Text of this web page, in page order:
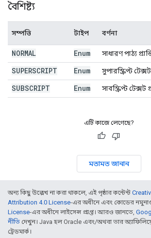
বৈশিষ্ট্য
সম্পত্তি টাইপ বর্ণনা
NORMAL Enum সাধারণ পাঠ্য
SUPERSCRIPT Enum সুপারস্ক্রিপ্ট
SUBSCRIPT Enum সাবস্ক্রিপ্ট টেক্সট
এটি কাজে লেগেছে?
মতামত জানান
অন্য কিছু উল্লেখ না করা থাকলে, এই পৃষ্ঠার কন্টেন্ট
Attribution 4.0 License-এর অধীনে এবং কোডের
License-এর অধীনে লাইসেন্স প্রাপ্ত। আরও জানতে,
নীতি দেখুন। Java হল Oracle এবং/অথবা তার
ট্রেডমার্ক।